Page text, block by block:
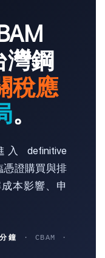
灣鋼
稅應
。
入 definitive
憑證購買與排
本影響、申
鐘
· CBAM ·